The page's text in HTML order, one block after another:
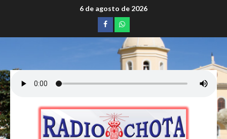
6 de agosto de 2026
Facebookwhatsapp